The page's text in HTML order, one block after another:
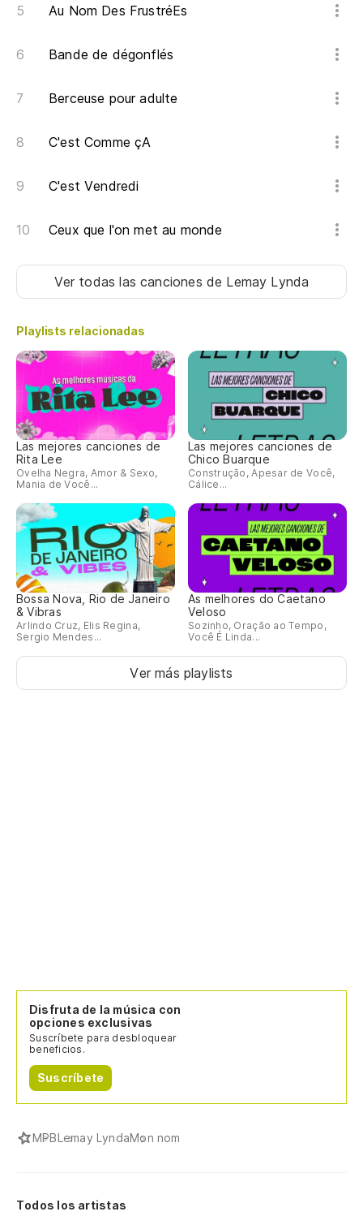
Au Nom Des FrustréEs
Bande de dégonflés
Berceuse pour adulte
C'est Comme çA
C'est Vendredi
Ceux que l'on met au monde
Ver todas las canciones de Lemay Lynda
Playlists relacionadas
Las mejores canciones de
Rita Lee
Ovelha Negra, Amor & Sexo,
Mania de Você...
Las mejores canciones de
Chico Buarque
Construção, Apesar de Você,
Cálice...
Bossa Nova, Rio de Janeiro
& Vibras
Arlindo Cruz, Elis Regina,
Sergio Mendes...
As melhores do Caetano
Veloso
Sozinho, Oração ao Tempo,
Você É Linda...
Ver más playlists
Disfruta de la música con
opciones exclusivas
Suscríbete para desbloquear
beneficios.
Suscríbete
MPBLemay LyndaMon nom
Todos los artistas